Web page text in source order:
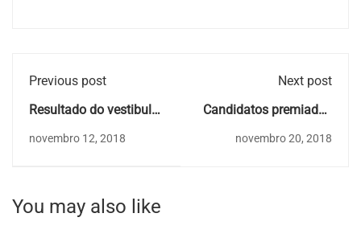
Previous post
Resultado do vestibular
novembro 12, 2018
Next post
Candidatos premiados
novembro 20, 2018
You may also like